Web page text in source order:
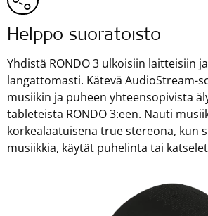
Helppo suoratoisto
Yhdistä RONDO 3 ulkoisiin laitteisiin
langattomasti. Kätevä AudioStream-
musiikin ja puheen yhteensopivista
tableteista RONDO 3:een. Nauti
korkealaatuisena true stereona, kun
musiikkia, käytät puhelinta tai